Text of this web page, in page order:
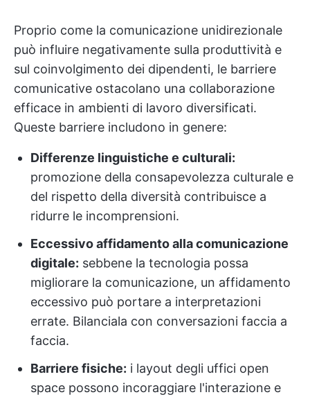
Proprio come la comunicazione unidirezionale
può influire negativamente sulla produttività e
sul coinvolgimento dei dipendenti, le barriere
comunicative ostacolano una collaborazione
efficace in ambienti di lavoro diversificati.
Queste barriere includono in genere:
Differenze linguistiche e culturali:
promozione della consapevolezza culturale e
del rispetto della diversità contribuisce a
ridurre le incomprensioni.
Eccessivo affidamento alla comunicazione
digitale: sebbene la tecnologia possa
migliorare la comunicazione, un affidamento
eccessivo può portare a interpretazioni
errate. Bilanciala con conversazioni faccia a
faccia.
Barriere fisiche: i layout degli uffici open
space possono incoraggiare l'interazione e